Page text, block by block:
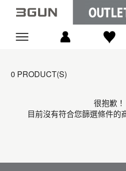
0 PRODUCT(S)
很抱歉！
目前沒有符合您篩選條件的